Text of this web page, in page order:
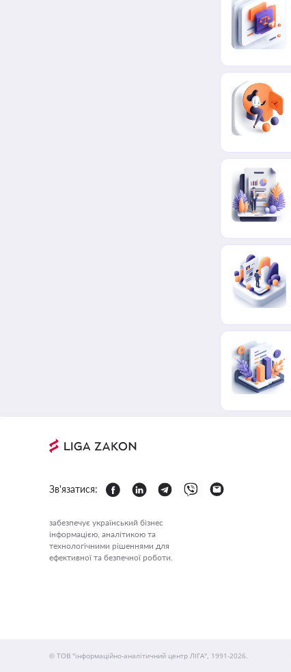
Зв'язатися:
забезпечує український бізнес
інформацією, аналітикою та
технологічними рішеннями для
ефективної та безпечної роботи.
© ТОВ "інформаційно-аналітичний центр ЛІГА", 1991-2026.